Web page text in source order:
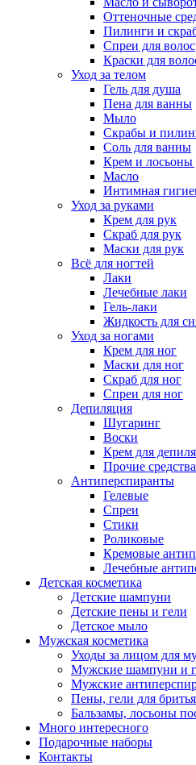
Оттеночные
Пилинги и
Спреи для волос
Краски для
Уход за телом
Гель для душа
Пена для ванны
Мыло
Скрабы и
Соль для ванны
Крем и лосьоны
Масло
Интимная
Уход за руками
Крем для рук
Скраб для рук
Маски для рук
Всё для ногтей
Лаки
Лечебные лаки
Гель-лаки
Жидкость для
Уход за ногами
Крем для ног
Маски для ног
Скраб для ног
Спреи для ног
Депиляция
Шугаринг
Воски
Крем для
Прочие
Антиперспиранты
Гелевые
Спреи
Стики
Роликовые
Кремовые
Лечебные
Детская косметика
Детские шампуни
Детские пены и гели
Детское мыло
Мужская косметика
Уходы за лицом для
Мужские шампуни и
Мужские
Пены, гели для бритья
Бальзамы, лосьоны
Много интересного
Подарочные наборы
Контакты